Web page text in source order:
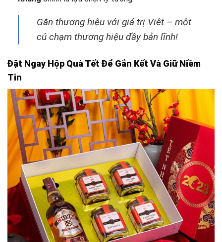
Gắn thương hiệu với giá trị Việt – một
cú chạm thương hiệu đầy bản lĩnh!
Đặt Ngay Hộp Quà Tết Để Gắn Kết Và Giữ Niềm
Tin